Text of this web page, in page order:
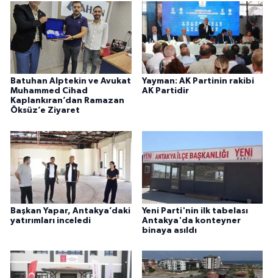
Batuhan Alptekin ve Avukat
Muhammed Cihad
Kaplankıran’dan Ramazan
Öksüz’e Ziyaret
Yayman: AK Partinin rakibi
AK Partidir
Başkan Yapar, Antakya’daki
yatırımları inceledi
Yeni Parti'nin ilk tabelası
Antakya'da konteyner
binaya asıldı